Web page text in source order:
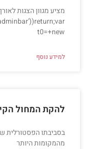
t0=+new
למידע נוסף
להקת המחול
בסביבתו הפסטורלית
מהמקומות היותר